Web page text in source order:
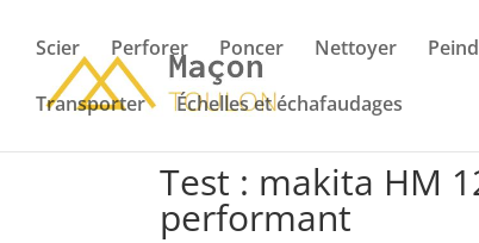
Scier Perforer Poncer Nettoyer
Transporter Échelles et échafaudages
Test : makita HM
performant